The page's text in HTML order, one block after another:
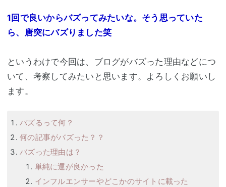
1回で良いからバズってみたいな。そう思っていた
ら、唐突にバズりました笑
というわけで今回は、ブログがバズった理由などにつ
いて、考察してみたいと思います。よろしくお願いし
ます。
バズるって何？
何の記事がバズった？？
バズった理由は？
単純に運が良かった
インフルエンサーやどこかのサイトに載った